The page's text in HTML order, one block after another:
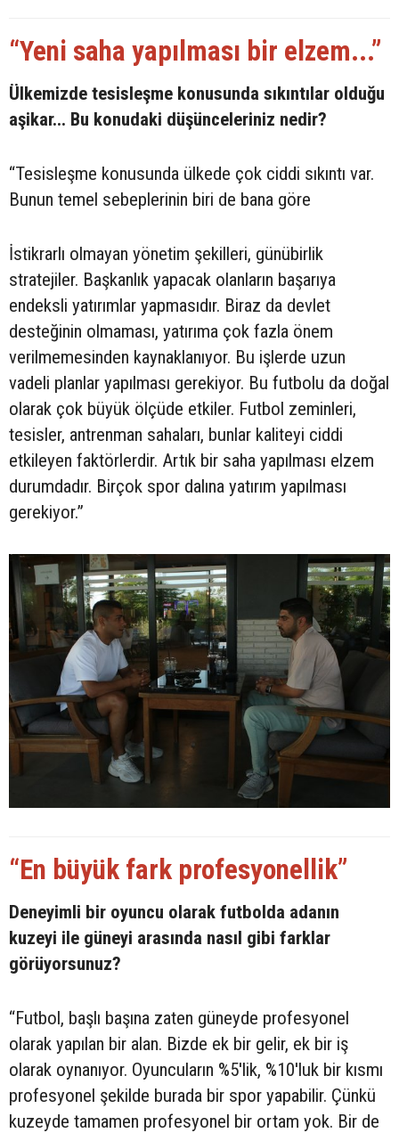
“Yeni saha yapılması bir elzem...”
Ülkemizde tesisleşme konusunda sıkıntılar olduğu
aşikar... Bu konudaki düşünceleriniz nedir?
“Tesisleşme konusunda ülkede çok ciddi sıkıntı var.
Bunun temel sebeplerinin biri de bana göre
İstikrarlı olmayan yönetim şekilleri, günübirlik
stratejiler. Başkanlık yapacak olanların başarıya
endeksli yatırımlar yapmasıdır. Biraz da devlet
desteğinin olmaması, yatırıma çok fazla önem
verilmemesinden kaynaklanıyor. Bu işlerde uzun
vadeli planlar yapılması gerekiyor. Bu futbolu da doğal
olarak çok büyük ölçüde etkiler. Futbol zeminleri,
tesisler, antrenman sahaları, bunlar kaliteyi ciddi
etkileyen faktörlerdir. Artık bir saha yapılması elzem
durumdadır. Birçok spor dalına yatırım yapılması
gerekiyor.”
“En büyük fark profesyonellik”
Deneyimli bir oyuncu olarak futbolda adanın
kuzeyi ile güneyi arasında nasıl gibi farklar
görüyorsunuz?
“Futbol, başlı başına zaten güneyde profesyonel
olarak yapılan bir alan. Bizde ek bir gelir, ek bir iş
olarak oynanıyor. Oyuncuların %5'lik, %10'luk bir kısmı
profesyonel şekilde burada bir spor yapabilir. Çünkü
kuzeyde tamamen profesyonel bir ortam yok. Bir de